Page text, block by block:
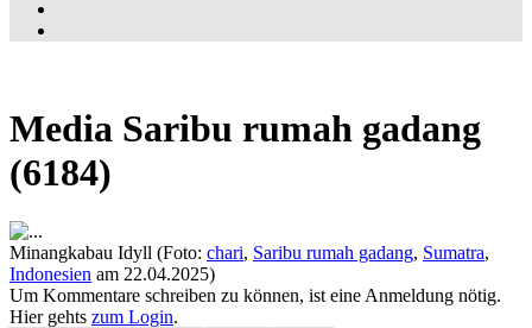
Media Saribu rumah gadang
(6184)
Minangkabau Idyll (Foto: chari, Saribu rumah gadang, Sumatra,
Indonesien am 22.04.2025)
Um Kommentare schreiben zu können, ist eine Anmeldung nötig.
Hier gehts zum Login.